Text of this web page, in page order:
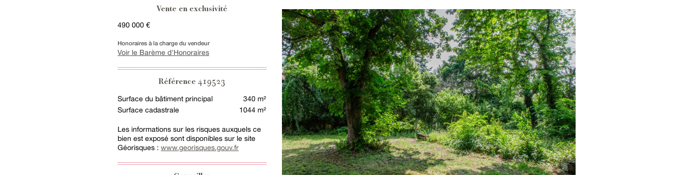
Vente en exclusivité
490 000 €
Honoraires à la charge du vendeur
Voir le Barème d'Honoraires
Référence419523
Surface du bâtiment principal
340 m²
Surface cadastrale
1044 m²
Les informations sur les risques auxquels ce
bien est exposé sont disponibles sur le site
Géorisques : www.georisques.gouv.fr